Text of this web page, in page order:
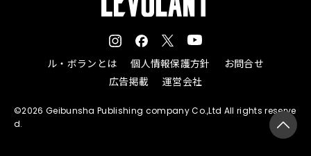
れるこのオプションは、750Sすべてで購入可能とのこと。
【画像9枚】マクラーレンのモータースポーツにおける成功
を凝縮した1台！ 「750S Le Mans」の詳細を見る
ル・ボランとは 個人情報保護方針
お問合せ
広告掲載
運営会社
©2026 Geibunsha Publishing company Co.,Ltd All rights reserve
d.